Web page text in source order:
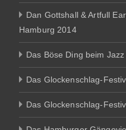
Dan Gottshall & Artfull
Hamburg 2014
Das Böse Ding beim
Das Glockenschlag-
Das Glockenschlag-